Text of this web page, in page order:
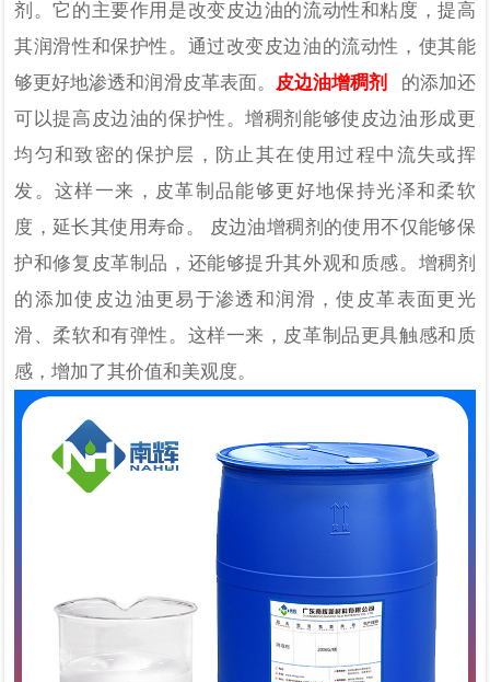
剂。它的主要作用是改变皮边油的流动性和粘度，提高
其润滑性和保护性。通过改变皮边油的流动性，使其能
够更好地渗透和润滑皮革表面。 皮边油增稠剂
的添加还
可以提高皮边油的保护性。增稠剂能够使皮边油形成更
均匀和致密的保护层，防止其在使用过程中流失或挥
发。这样一来，皮革制品能够更好地保持光泽和柔软
度，延长其使用寿命。 皮边油增稠剂的使用不仅能够保
护和修复皮革制品，还能够提升其外观和质感。增稠剂
的添加使皮边油更易于渗透和润滑，使皮革表面更光
滑、柔软和有弹性。这样一来，皮革制品更具触感和质
感，增加了其价值和美观度。